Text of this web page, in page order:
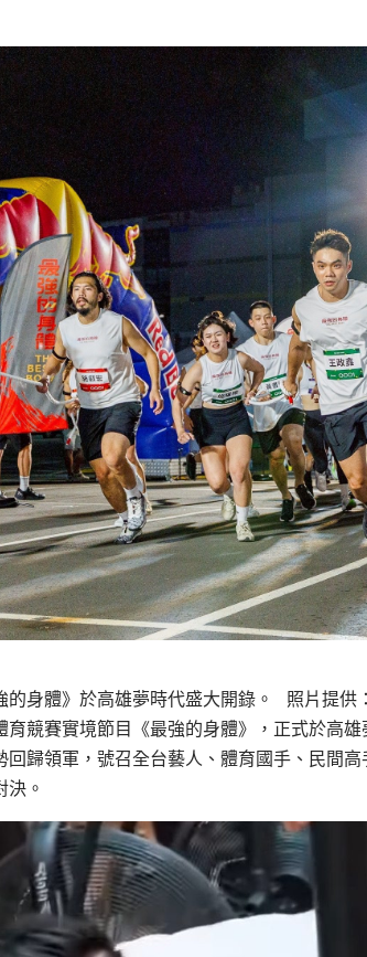
的身體》於高雄夢時代盛大開錄。 照片提供
競賽實境節目《最強的身體》，正式於高
歸領軍，號召全台藝人、體育國手、民間
。